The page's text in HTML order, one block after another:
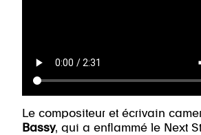
Le compositeur et écrivain
Bassy, qui a enflammé le Next